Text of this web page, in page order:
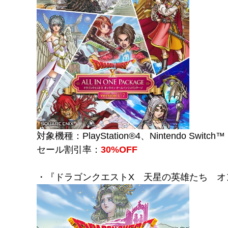
対象機種：PlayStation®4、Nintendo Switch™
セール割引率： 30%OFF
・『ドラゴンクエストX 天星の英雄たち オ